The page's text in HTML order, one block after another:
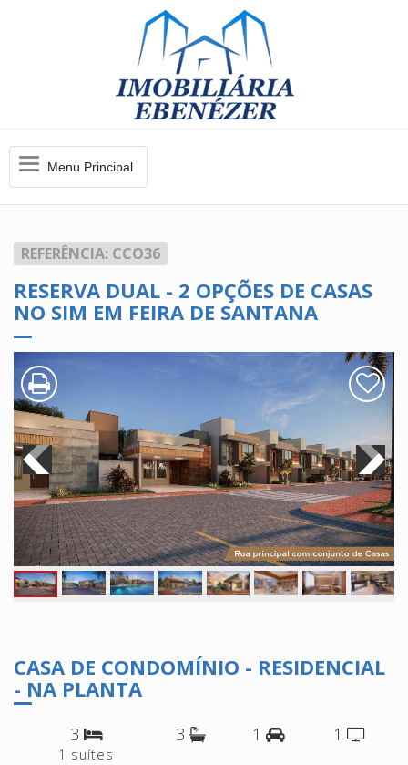
MenuMenu Principal
REFERÊNCIA: CCO36
RESERVA DUAL - 2 OPÇÕES DE CASAS
NO SIM EM FEIRA DE SANTANA
CASA DE CONDOMÍNIO - RESIDENCIAL
- NA PLANTA
3
1 suítes
3 1 1